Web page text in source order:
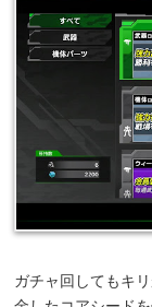
ガチャ回してもキ